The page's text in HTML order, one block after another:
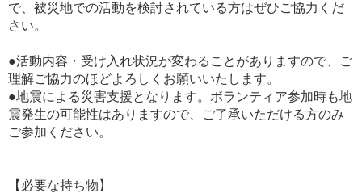
で、被災地での活動を検討されている方はぜひご協力くだ
さい。
●活動内容・受け入れ状況が変わることがありますので、ご
理解ご協力のほどよろしくお願いいたします。
●地震による災害支援となります。ボランティア参加時も地
震発生の可能性はありますので、ご了承いただける方のみ
ご参加ください。
【必要な持ち物】